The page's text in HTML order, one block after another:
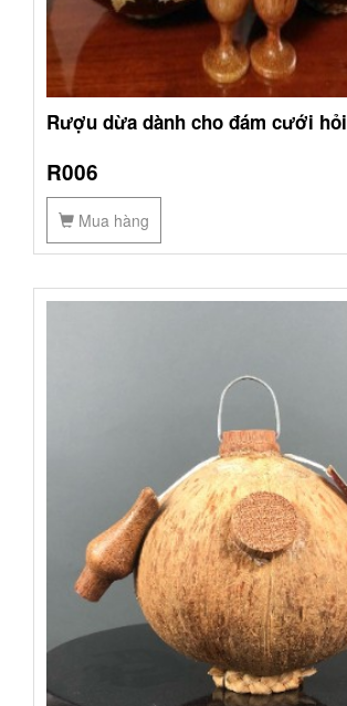
Rượu dừa dành cho đám cưới hỏi
R006
Mua hàng